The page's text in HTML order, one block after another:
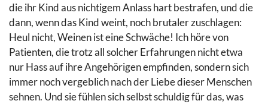
die ihr Kind aus nichtigem Anlass hart bestrafen, und die
dann, wenn das Kind weint, noch brutaler zuschlagen:
Heul nicht, Weinen ist eine Schwäche! Ich höre von
Patienten, die trotz all solcher Erfahrungen nicht etwa
nur Hass auf ihre Angehörigen empfinden, sondern sich
immer noch vergeblich nach der Liebe dieser Menschen
sehnen. Und sie fühlen sich selbst schuldig für das, was